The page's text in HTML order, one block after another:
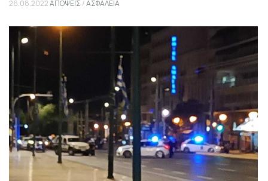
26.08.2022ΑΠΟΨΕΙΣ /ΑΣΦΑΛΕΙΑ